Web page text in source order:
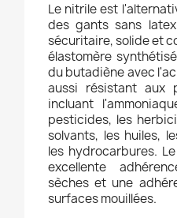
Le nitrile est
des gants sans
sécuritaire, solide et
élastomère
du butadiène avec
aussi résistant aux
incluant
pesticides, les
solvants, les huiles,
les hydrocarbures.
excellente
sèches et une
surfaces mouillées.